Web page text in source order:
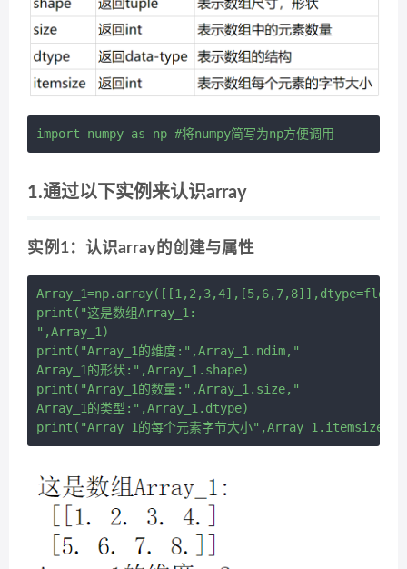
1.通过以下实例来认识array
实例1：认识array的创建与属性
Array_1=np.array([[1,2,3,4],[5,6,7,8]],dtype=float)
print("这是数组Array_1:
",Array_1)
print("Array_1的维度:",Array_1.ndim,"
Array_1的形状:",Array_1.shape)
print("Array_1的数量:",Array_1.size,"
Array_1的类型:",Array_1.dtype)